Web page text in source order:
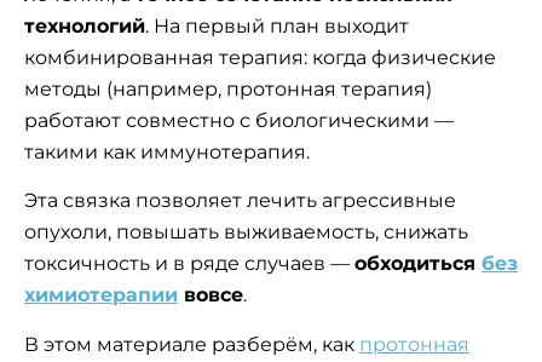
технологий. На первый план выходит
комбинированная терапия: когда физические
методы (например, протонная терапия)
работают совместно с биологическими —
такими как иммунотерапия.
Эта связка позволяет лечить агрессивные
опухоли, повышать выживаемость, снижать
токсичность и в ряде случаев — обходиться без
химиотерапии вовсе.
В этом материале разберём, как протонная